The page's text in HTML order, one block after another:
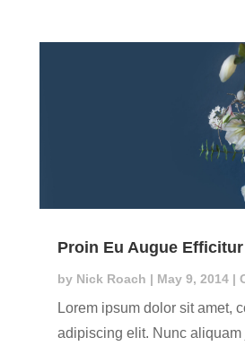
Proin Eu Augue Efficitur
by Nick Roach | May 9, 2014|
Lorem ipsum dolor sit amet,
adipiscing elit. Nunc aliquam